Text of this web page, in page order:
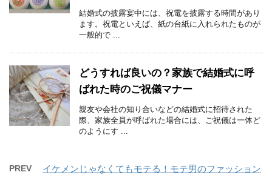
結婚式の披露宴中には、祝電を披露する時間があり
ます。祝電といえば、紙の台紙に入れられたものが
一般的で ...
どうすれば良いの？家族で結婚式に呼
ばれた時のご祝儀マナー
親友や会社の知り合いなどの結婚式に招待された
際、家族全員が呼ばれた場合には、ご祝儀は一体ど
のようにす ...
PREV
イケメンじゃなくてもモテる！モテ男のファッション